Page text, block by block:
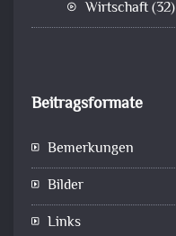
Wirtschaft(32)
Beitragsformate
Bemerkungen
Bilder
Links